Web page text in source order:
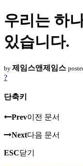
우리는 하
있습니다.
by 제임스앤제임스
?
단축키
Prev이전 문서
Next다음 문서
ESC닫기